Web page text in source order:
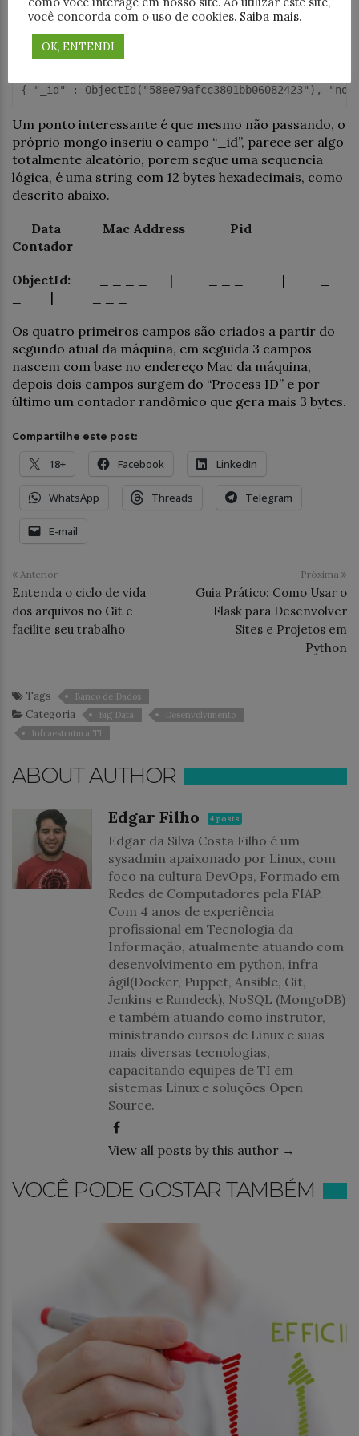
conteúdo dela, vamos gerar uma listagem completa.
> db.misterios.find()
{ "_id" : ObjectId("58ee79afcc3801bb06082423"),
Um ponto interessante é que mesmo não passando, o
próprio mongo inseriu o campo “_id”, parece ser algo
totalmente aleatório, porem segue uma sequencia
lógica, é uma string com 12 bytes hexadecimais, como
descrito abaixo.
Data Mac Address Pid
Contador
ObjectId:
_ _ _ _ | _ _ _ | _
_ | _ _ _
Os quatro primeiros campos são criados a partir do
segundo atual da máquina, em seguida 3 campos
nascem com base no endereço Mac da máquina,
depois dois campos surgem do “Process ID” e por
último um contador randômico que gera mais 3 bytes.
Compartilhe este post:
18+ Facebook LinkedIn
WhatsApp Threads Telegram
E-mail
Anterior
Entenda o ciclo de vida
dos arquivos no Git e
facilite seu trabalho
Próxima
Guia Prático: Como Usar o
Flask para Desenvolver
Sites e Projetos em
Python
Tags Banco de Dados
Categoria Big Data
Desenvolvimento
Infraestrutura TI
ABOUT AUTHOR
Edgar Filho 4 posts
Edgar da Silva Costa Filho é um
sysadmin apaixonado por Linux, com
foco na cultura DevOps, Formado em
Redes de Computadores pela FIAP.
Com 4 anos de experiência
profissional em Tecnologia da
Informação, atualmente atuando com
desenvolvimento em python, infra
ágil(Docker, Puppet, Ansible, Git,
Jenkins e Rundeck), NoSQL (MongoDB)
e também atuando como instrutor,
ministrando cursos de Linux e suas
mais diversas tecnologias,
capacitando equipes de TI em
sistemas Linux e soluções Open
Source.
View all posts by this author →
VOCÊ PODE GOSTAR TAMBÉM
você concorda com o uso de cookies. Saiba mais.
OK, ENTENDI